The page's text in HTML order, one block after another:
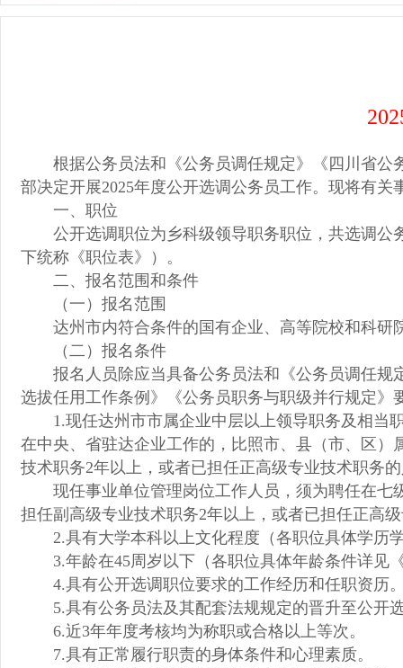
根据公务员法和《公务员调任规定》《四川省
部决定开展2025年度公开选调公务员工作。现将有关
一、职位
公开选调职位为乡科级领导职务职位，共选调公
下统称《职位表》）。
二、报名范围和条件
（一）报名范围
达州市内符合条件的国有企业、高等院校和科
（二）报名条件
报名人员除应当具备公务员法和《公务员调任
选拔任用工作条例》《公务员职务与职级并行规定
1.现任达州市市属企业中层以上领导职务及相当
在中央、省驻达企业工作的，比照市、县（市、区
技术职务2年以上，或者已担任正高级专业技术职务
现任事业单位管理岗位工作人员，须为聘任在
担任副高级专业技术职务2年以上，或者已担任正高
2.具有大学本科以上文化程度（各职位具体学历
3.年龄在45周岁以下（各职位具体年龄条件详见
4.具有公开选调职位要求的工作经历和任职资历
5.具有公务员法及其配套法规规定的晋升至公开
6.近3年年度考核均为称职或合格以上等次。
7.具有正常履行职责的身体条件和心理素质。